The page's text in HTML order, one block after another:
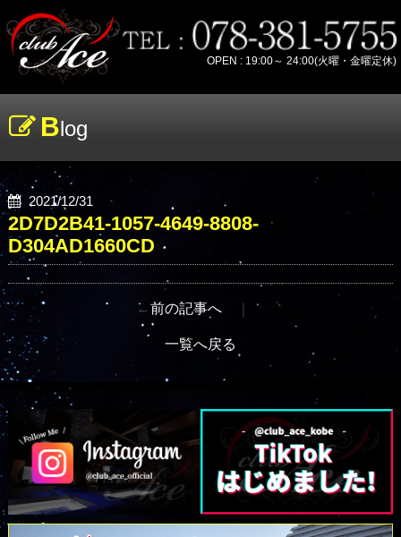
OPEN : 19:00～ 24:00(火曜・金曜定休)
Blog
2021/12/31
2D7D2B41-1057-4649-8808-
D304AD1660CD
←前の記事へ ｜
一覧へ戻る